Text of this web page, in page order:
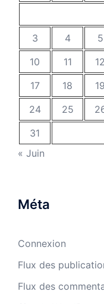
3
4 5
10
11 12
17
18 19
24
25
31
« Juin
Méta
Connexion
Flux des
Flux des